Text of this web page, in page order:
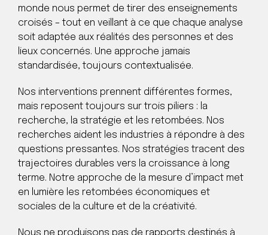
monde nous permet de tirer des enseignements
croisés – tout en veillant à ce que chaque analyse
soit adaptée aux réalités des personnes et des
lieux concernés. Une approche jamais
standardisée, toujours contextualisée.
Nos interventions prennent différentes formes,
mais reposent toujours sur trois piliers : la
recherche, la stratégie et les retombées. Nos
recherches aident les industries à répondre à des
questions pressantes. Nos stratégies tracent des
trajectoires durables vers la croissance à long
terme. Notre approche de la mesure d’impact met
en lumière les retombées économiques et
sociales de la culture et de la créativité.
Nous ne produisons pas de rapports destinés à